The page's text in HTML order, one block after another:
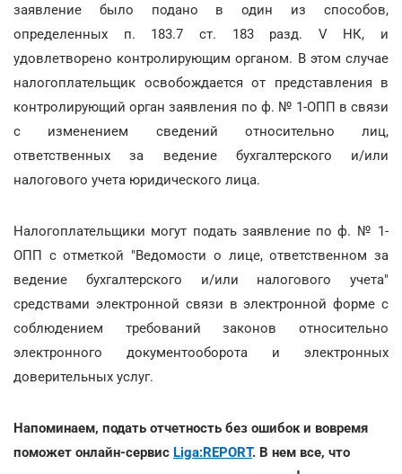
заявление было подано в один из способов,
определенных п. 183.7 ст. 183 разд. V НК, и
удовлетворено контролирующим органом. В этом случае
налогоплательщик освобождается от представления в
контролирующий орган заявления по ф. № 1-ОПП в связи
с изменением сведений относительно лиц,
ответственных за ведение бухгалтерского и/или
налогового учета юридического лица.
Налогоплательщики могут подать заявление по ф. № 1-
ОПП с отметкой "Ведомости о лице, ответственном за
ведение бухгалтерского и/или налогового учета"
средствами электронной связи в электронной форме с
соблюдением требований законов относительно
электронного документооборота и электронных
доверительных услуг.
Напоминаем, подать отчетность без ошибок и вовремя
поможет онлайн-сервис Liga:REPORT. В нем все, что